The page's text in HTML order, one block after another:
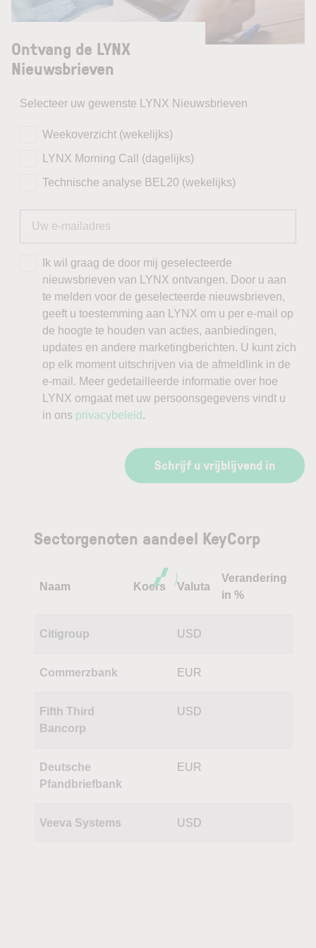
Ontvang de LYNX
Nieuwsbrieven
Selecteer uw gewenste LYNX Nieuwsbrieven
Weekoverzicht (wekelijks)
LYNX Morning Call (dagelijks)
Technische analyse BEL20 (wekelijks)
Ik wil graag de door mij geselecteerde
nieuwsbrieven van LYNX ontvangen. Door u aan
te melden voor de geselecteerde nieuwsbrieven,
geeft u toestemming aan LYNX om u per e-mail op
de hoogte te houden van acties, aanbiedingen,
updates en andere marketingberichten. U kunt zich
op elk moment uitschrijven via de afmeldlink in de
e-mail. Meer gedetailleerde informatie over hoe
LYNX omgaat met uw persoonsgegevens vindt u
in ons privacybeleid .
Schrijf u vrijblijvend in
Sectorgenoten aandeel KeyCorp
Naam Koers Valuta
Verandering
in %
Citigroup USD
Commerzbank EUR
Fifth Third
Bancorp
USD
Deutsche
Pfandbriefbank
EUR
Veeva Systems USD